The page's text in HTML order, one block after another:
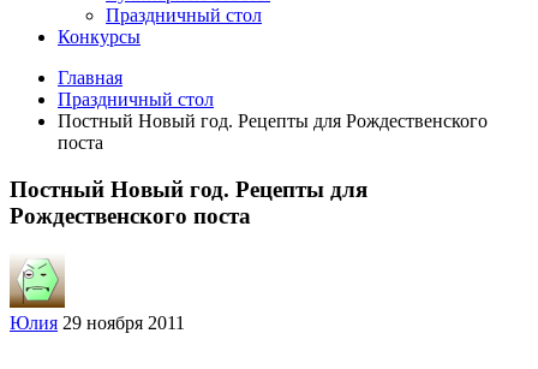
Праздничный стол
Конкурсы
Главная
Праздничный стол
Постный Новый год. Рецепты для Рождественского
поста
Постный Новый год. Рецепты для
Рождественского поста
Юлия 29 ноября 2011